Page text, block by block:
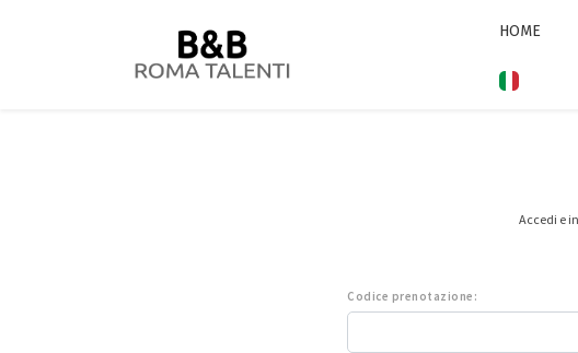
HOME
Accedi e
Codice prenotazione: